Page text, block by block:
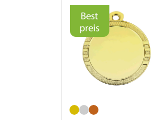
GoldSilberBronze